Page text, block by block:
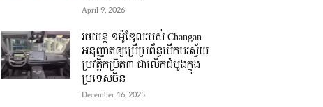
April 9, 2026
រថយន្ត ១ម៉ូឌែលរបស់ Changan
អនុញ្ញាតឲ្យប្រើប្រព័ន្ធបើកបរស្វ័យ
ប្រវត្តិកម្រិត៣ ជាលើកដំបូងក្នុង
ប្រទេសចិន
December 16, 2025